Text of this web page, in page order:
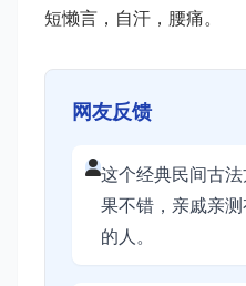
短懒言，自汗，腰痛。
网友反馈
这个经典民间古
果不错，亲戚亲
的人。